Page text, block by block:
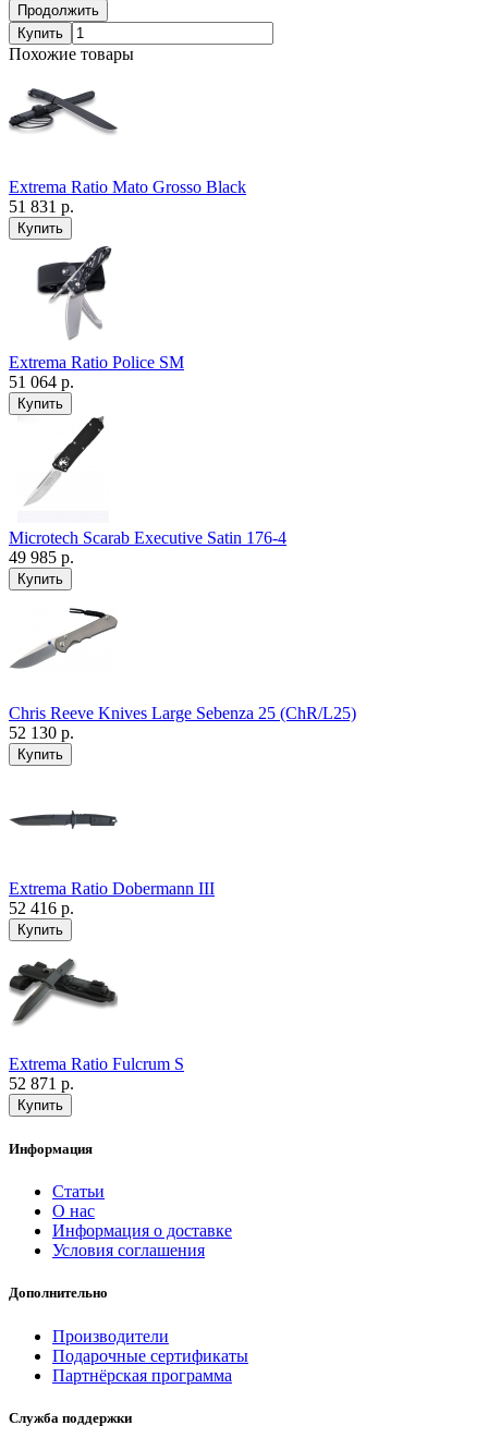
Продолжить
Купить
Похожие товары
Extrema Ratio Mato Grosso Black
51 831 р.
Extrema Ratio Police SM
51 064 р.
Microtech Scarab Executive Satin 176-4
49 985 р.
Chris Reeve Knives Large Sebenza 25 (ChR/L25)
52 130 р.
Extrema Ratio Dobermann III
52 416 р.
Extrema Ratio Fulcrum S
52 871 р.
Информация
Статьи
О нас
Информация о доставке
Условия соглашения
Дополнительно
Производители
Подарочные сертификаты
Партнёрская программа
Служба поддержки